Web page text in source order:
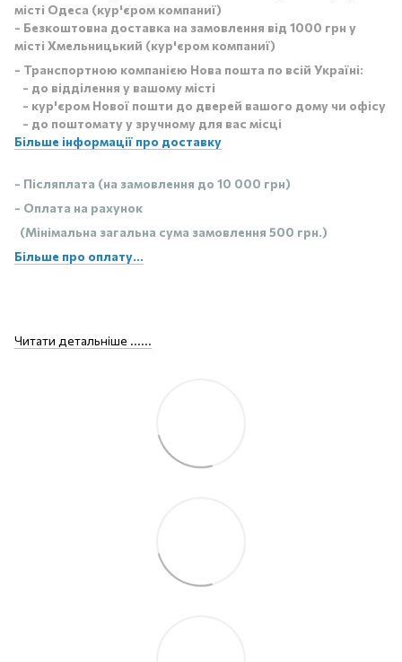
місті Одеса (кур'єром компаниї)
- Безкоштовна доставка на замовлення від 1000 грн у
місті Хмельницький (кур'єром компаниї)
- Транспортною компанією Нова пошта по всій Україні:
- до відділення у вашому місті
- кур'єром Нової пошти до дверей вашого дому чи офісу
- до поштомату у зручному для вас місці
Більше інформації про доставку
- Післяплата (на замовлення до 10 000 грн)
- Оплата на рахунок
(Мінімальна загальна сума замовлення 500 грн.)
Більше про оплату...
Читати детальніше ......